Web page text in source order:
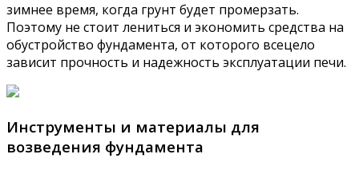
зимнее время, когда грунт будет промерзать.
Поэтому не стоит лениться и экономить средства на
обустройство фундамента, от которого всецело
зависит прочность и надежность эксплуатации печи.
Инструменты и материалы для
возведения фундамента